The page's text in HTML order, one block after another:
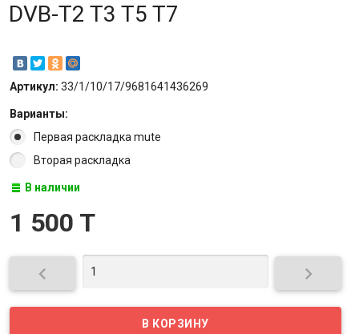
DVB-T2 T3 T5 T7
Артикул: 33/1/10/17/9681641436269
Варианты:
Первая раскладка mute
Вторая раскладка
В наличии
1 500 T
 